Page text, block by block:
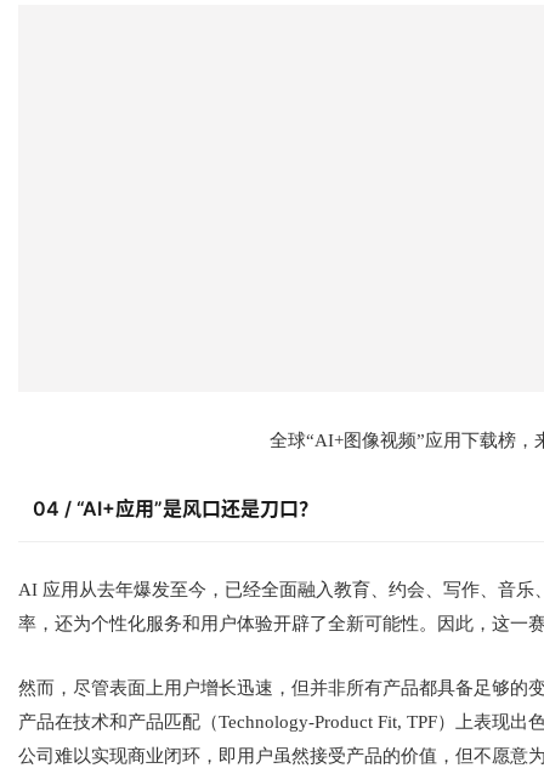
全球“AI+图像视频”应用下载榜，
04 / “AI+应用”是风口还是刀口？
AI 应用从去年爆发至今，已经全面融入教育、约会、写作、音
率，还为个性化服务和用户体验开辟了全新可能性。因此，这一
然而，尽管表面上用户增长迅速，但并非所有产品都具备足够的
产品在技术和产品匹配（Technology-Product Fit, TPF）上表现
公司难以实现商业闭环，即用户虽然接受产品的价值，但不愿意